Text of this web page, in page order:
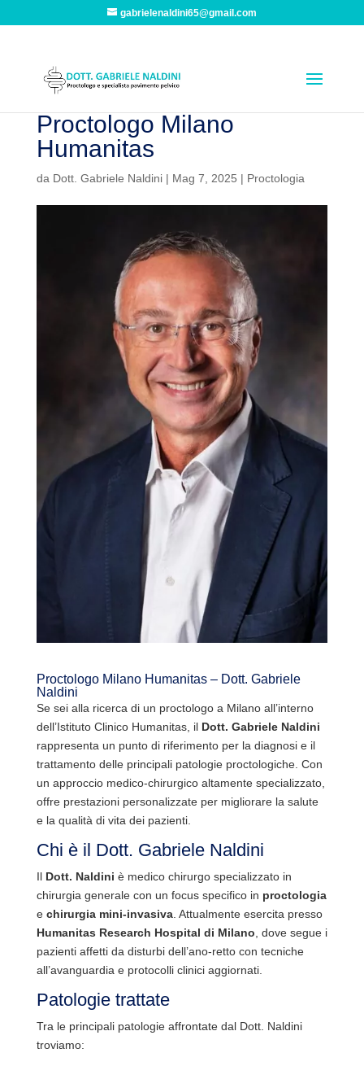
gabrielenaldini65@gmail.com
Proctologo Milano
Humanitas
da Dott. Gabriele Naldini| Mag 7, 2025 | Proctologia
Proctologo Milano Humanitas – Dott. Gabriele
Naldini
Se sei alla ricerca di un proctologo a Milano all’interno
dell’Istituto Clinico Humanitas, il Dott. Gabriele Naldini
rappresenta un punto di riferimento per la diagnosi e il
trattamento delle principali patologie proctologiche. Con
un approccio medico-chirurgico altamente specializzato,
offre prestazioni personalizzate per migliorare la salute
e la qualità di vita dei pazienti.
Chi è il Dott. Gabriele Naldini
Il Dott. Naldini è medico chirurgo specializzato in
chirurgia generale con un focus specifico in proctologia
e chirurgia mini-invasiva. Attualmente esercita presso
Humanitas Research Hospital di Milano , dove segue i
pazienti affetti da disturbi dell’ano-retto con tecniche
all’avanguardia e protocolli clinici aggiornati.
Patologie trattate
Tra le principali patologie affrontate dal Dott. Naldini
troviamo: